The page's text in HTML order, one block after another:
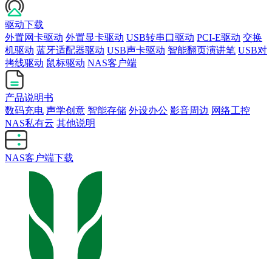
驱动下载
外置网卡驱动 外置显卡驱动 USB转串口驱动 PCI-E驱动 交换
机驱动 蓝牙适配器驱动 USB声卡驱动 智能翻页演讲笔 USB对
拷线驱动 鼠标驱动 NAS客户端
产品说明书
数码充电 声学创意 智能存储 外设办公 影音周边 网络工控
NAS私有云 其他说明
NAS客户端下载